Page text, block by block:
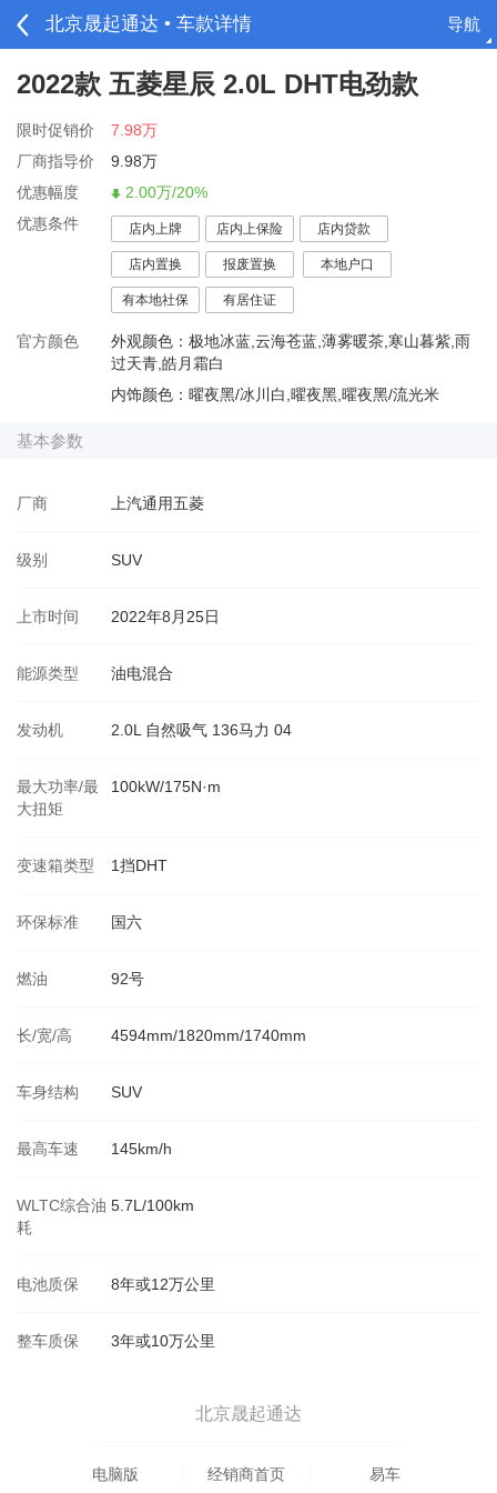
北京晟起通达 • 车款详情 导航
2022款 五菱星辰 2.0L DHT电劲款
限时促销价
7.98万
厂商指导价
9.98万
优惠幅度
2.00万/20%
优惠条件
店内上牌 店内上保险 店内贷款
店内置换 报废置换 本地户口
有本地社保 有居住证
官方颜色
外观颜色：极地冰蓝,云海苍蓝,薄雾暖茶,寒山暮紫,雨
过天青,皓月霜白
内饰颜色：曜夜黑/冰川白,曜夜黑,曜夜黑/流光米
基本参数
厂商 上汽通用五菱
级别 SUV
上市时间 2022年8月25日
能源类型 油电混合
发动机 2.0L 自然吸气 136马力 04
最大功率/最
大扭矩
100kW/175N·m
变速箱类型 1挡DHT
环保标准 国六
燃油 92号
长/宽/高 4594mm/1820mm/1740mm
车身结构 SUV
最高车速 145km/h
WLTC综合油
耗
5.7L/100km
电池质保 8年或12万公里
整车质保 3年或10万公里
北京晟起通达
电脑版 经销商首页 易车